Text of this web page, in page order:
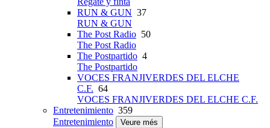
RUN & GUN 37
RUN & GUN
The Post Radio 50
The Post Radio
The Postpartido 4
The Postpartido
VOCES FRANJIVERDES DEL ELCHE
C.F. 64
VOCES FRANJIVERDES DEL ELCHE C.F.
Entretenimiento 359
Entretenimiento
Veure més